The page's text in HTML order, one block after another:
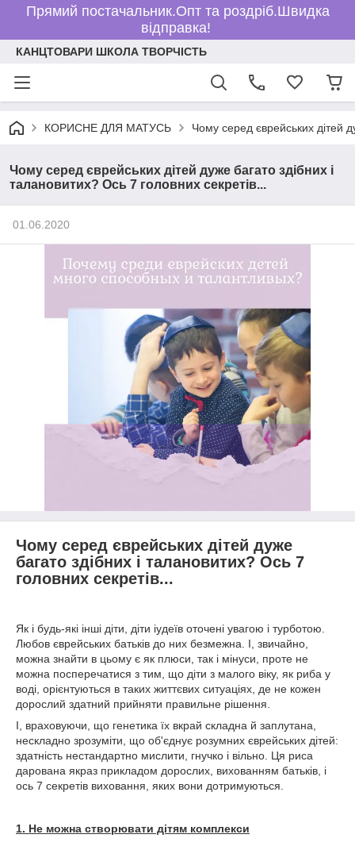
Прямий постачальник.Опт та роздріб.Швидка
відправка!
КАНЦТОВАРИ ШКОЛА ТВОРЧІСТЬ
КОРИСНЕ ДЛЯ МАТУСЬ Чому серед єврейських дітей
Чому серед єврейських дітей дуже багато здібних і
талановитих? Ось 7 головних секретів...
01.06.2020
Чому серед єврейських дітей дуже
багато здібних і талановитих? Ось 7
головних секретів...
Як і будь-які інші діти, діти іудеїв оточені увагою і турботою.
Любов єврейських батьків до них безмежна. І, звичайно,
можна знайти в цьому є як плюси, так і мінуси, проте не
можна посперечатися з тим, що діти з малого віку, як риба у
воді, орієнтуються в таких життєвих ситуаціях, де не кожен
дорослий здатний прийняти правильне рішення.
І, враховуючи, що генетика їх вкрай складна й заплутана,
нескладно зрозуміти, що об'єднує розумних єврейських дітей:
здатність нестандартно мислити, гнучко і вільно. Ця риса
дарована якраз прикладом дорослих, вихованням батьків, і
ось 7 секретів виховання, яких вони дотримуються.
1. Не можна створювати дітям комплекси